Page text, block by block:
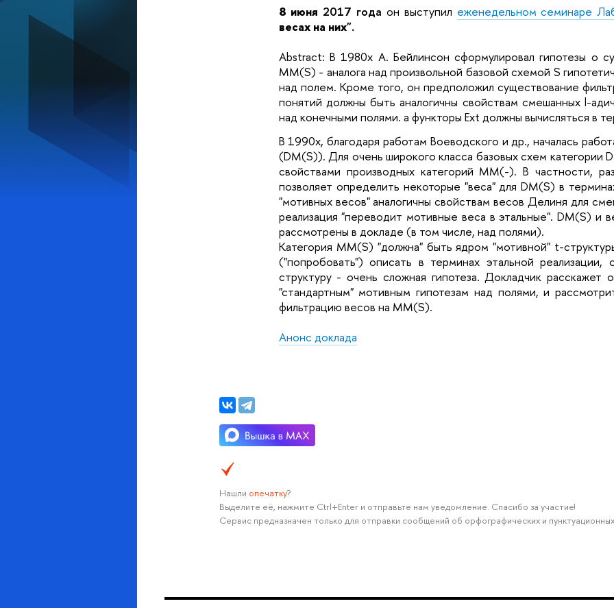
8 июня 2017 года он выступил еженедельном семинаре
весах на них".
Abstract: В 1980х А. Бейлинсон сформулировал гипотезы о
MM(S) - аналога над произвольной базовой схемой S
над полем. Кроме того, он предположил существование
понятий должны быть аналогичны свойствам смешанных l-
над конечными полями. а функторы Ext должны вычисляться в
В 1990х, благодаря работам Воеводского и др., началась
(DM(S)). Для очень широкого класса базовых схем
свойствами производных категорий MM(-). В частности,
позволяет определить некоторые "веса" для DM(S) в
"мотивных весов" аналогичны свойствам весов Делиня для
реализация "переводит мотивные веса в этальные". DM(S) и
рассмотрены в докладе (в том числе, над полями).
Категория MM(S) "должна" быть ядром "мотивной" t-
("попробовать") описать в терминах этальной
структуру - очень сложная гипотеза. Докладчик расскажет
"стандартным" мотивным гипотезам над полями, и
фильтрацию весов на MM(S).
Анонс доклада
Нашли опечатку?
Выделите её, нажмите Ctrl+Enter и отправьте нам уведомление. Спасибо за участие!
Сервис предназначен только для отправки сообщений об орфографических и